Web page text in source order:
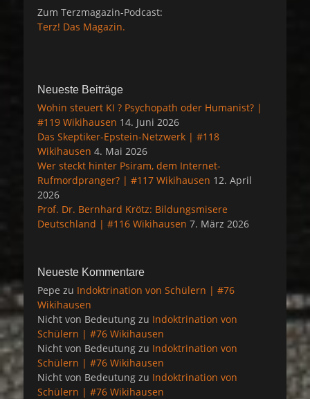
Zum Terzmagazin-Podcast:
Terz! Das Magazin.
Neueste Beiträge
Wohin steuert KI ? Psychopath oder Humanist? |
#119 Wikihausen 14. Juni 2026
Das Skeptiker-Epstein-Netzwerk | #118
Wikihausen 4. Mai 2026
Wer steckt hinter Psiram, dem Internet-
Rufmordpranger? | #117 Wikihausen 12. April
2026
Prof. Dr. Bernhard Krötz: Bildungsmisere
Deutschland | #116 Wikihausen 7. März 2026
Neueste Kommentare
Pepe zu Indoktrination von Schülern | #76
Wikihausen
Nicht von Bedeutung zu Indoktrination von
Schülern | #76 Wikihausen
Nicht von Bedeutung zu Indoktrination von
Schülern | #76 Wikihausen
Nicht von Bedeutung zu Indoktrination von
Schülern | #76 Wikihausen